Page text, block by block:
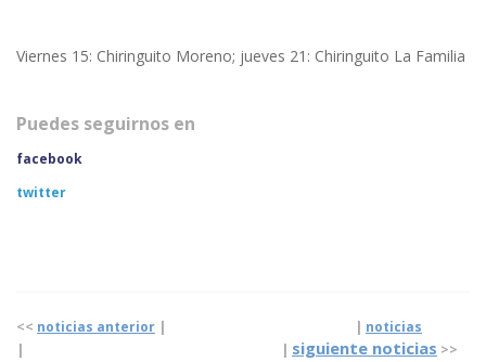
Viernes 15: Chiringuito Moreno; jueves 21: Chiringuito La Familia
Puedes seguirnos en
facebook
twitter
<< noticias anterior | | noticias
|
| siguiente noticias >>